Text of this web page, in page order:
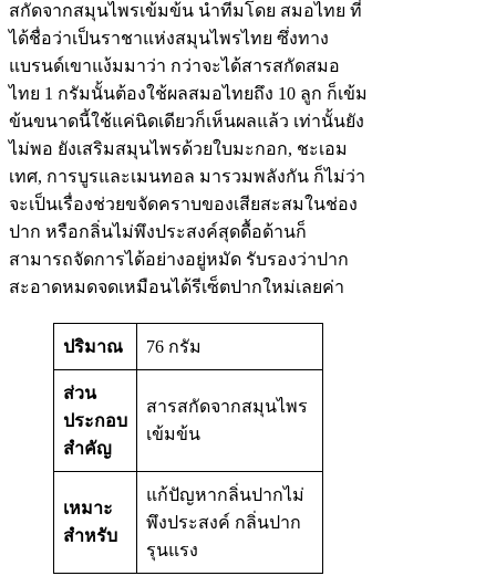
สกัดจากสมุนไพรเข้มข้น นำทีมโดย สมอไทย ที่
ได้ชื่อว่าเป็นราชาแห่งสมุนไพรไทย ซึ่งทาง
แบรนด์เขาแง้มมาว่า กว่าจะได้สารสกัดสมอ
ไทย 1 กรัมนั้นต้องใช้ผลสมอไทยถึง 10 ลูก ก็เข้ม
ข้นขนาดนี้ใช้แค่นิดเดียวก็เห็นผลแล้ว เท่านั้นยัง
ไม่พอ ยังเสริมสมุนไพรด้วยใบมะกอก, ชะเอม
เทศ, การบูรและเมนทอล มารวมพลังกัน ก็ไม่ว่า
จะเป็นเรื่องช่วยขจัดคราบของเสียสะสมในช่อง
ปาก หรือกลิ่นไม่พึงประสงค์สุดดื้อด้านก็
สามารถจัดการได้อย่างอยู่หมัด รับรองว่าปาก
สะอาดหมดจดเหมือนได้รีเซ็ตปากใหม่เลยค่า
ปริมาณ 76 กรัม
ส่วน
ประกอบ
สำคัญ
สารสกัดจากสมุนไพร
เข้มข้น
เหมาะ
สำหรับ
แก้ปัญหากลิ่นปากไม่
พึงประสงค์ กลิ่นปาก
รุนแรง